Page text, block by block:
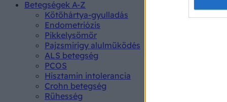
Betegségek A-Z
Kötőhártya-gyulladás
Endometriózis
Pikkelysömör
Pajzsmirigy alulműködés
ALS betegség
PCOS
Hisztamin intolerancia
Crohn betegség
Rühesség